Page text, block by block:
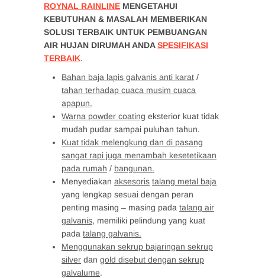
ROYNAL RAINLINE MENGETAHUI
KEBUTUHAN & MASALAH MEMBERIKAN
SOLUSI TERBAIK UNTUK PEMBUANGAN
AIR HUJAN DIRUMAH ANDASPESIFIKASI
TERBAIK.
Bahan baja lapis galvanis anti karat /
tahan terhadap cuaca musim cuaca
apapun.
Warna powder coating eksterior kuat tidak
mudah pudar sampai puluhan tahun.
Kuat tidak melengkung dan di pasang
sangat rapi juga menambah kesetetikaan
pada rumah / bangunan.
Menyediakan aksesoris talang metal baja
yang lengkap sesuai dengan peran
penting masing – masing pada talang air
galvanis, memiliki pelindung yang kuat
pada talang galvanis.
Menggunakan sekrup bajaringan sekrup
silver dan gold disebut dengan sekrup
galvalume.